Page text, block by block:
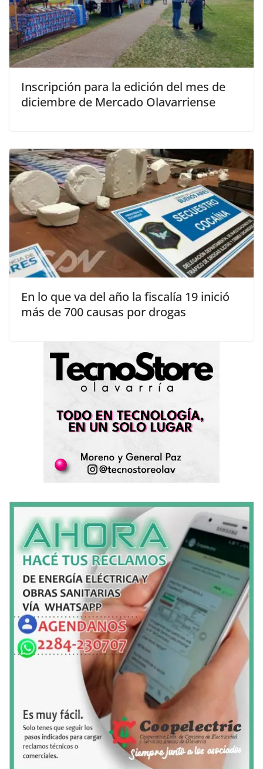
Inscripción para la edición del mes de
diciembre de Mercado Olavarriense
En lo que va del año la fiscalía 19 inició
más de 700 causas por drogas